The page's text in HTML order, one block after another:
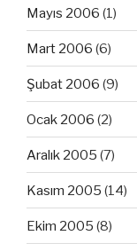
Mayıs 2006 (1)
Mart 2006 (6)
Şubat 2006 (9)
Ocak 2006 (2)
Aralık 2005 (7)
Kasım 2005 (14)
Ekim 2005 (8)